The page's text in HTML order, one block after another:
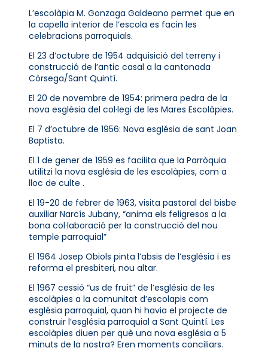
L’escolàpia M. Gonzaga Galdeano permet que en
la capella interior de l’escola es facin les
celebracions parroquials.
El 23 d’octubre de 1954 adquisició del terreny i
construcció de l’antic casal a la cantonada
Còrsega/Sant Quintí.
El 20 de novembre de 1954: primera pedra de la
nova església del col·legi de les Mares Escolàpies.
El 7 d’octubre de 1956: Nova església de sant Joan
Baptista.
El 1 de gener de 1959 es facilita que la Parròquia
utilitzi la nova església de les escolàpies, com a
lloc de culte .
El 19-20 de febrer de 1963, visita pastoral del bisbe
auxiliar Narcís Jubany, “anima els feligresos a la
bona col·laboració per la construcció del nou
temple parroquial”
El 1964 Josep Obiols pinta l’absis de l’església i es
reforma el presbiteri, nou altar.
El 1967 cessió “us de fruit” de l’església de les
escolàpies a la comunitat d’escolapis com
església parroquial, quan hi havia el projecte de
construir l’església parroquial a Sant Quintí. Les
escolàpies diuen per què una nova església a 5
minuts de la nostra? Eren moments conciliars.